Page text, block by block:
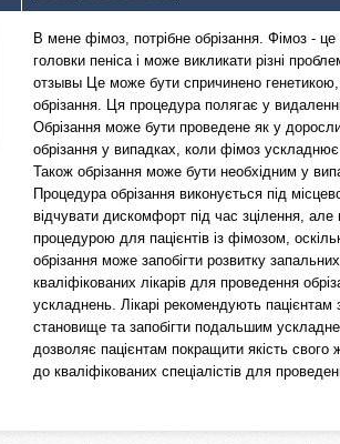
В мене фімоз, потрібне обрізання. Фімоз -
головки пеніса і може викликати різні
отзывы Це може бути спричинено
обрізання. Ця процедура полягає у
Обрізання може бути проведене як у
обрізання у випадках, коли фімоз ускладнює
Також обрізання може бути необхідним у
Процедура обрізання виконується під
відчувати дискомфорт під час зцілення,
процедурою для пацієнтів із фімозом,
обрізання може запобігти розвитку
кваліфікованих лікарів для проведення
ускладнень. Лікарі рекомендують
становище та запобігти подальшим
дозволяє пацієнтам покращити якість
до кваліфікованих спеціалістів для